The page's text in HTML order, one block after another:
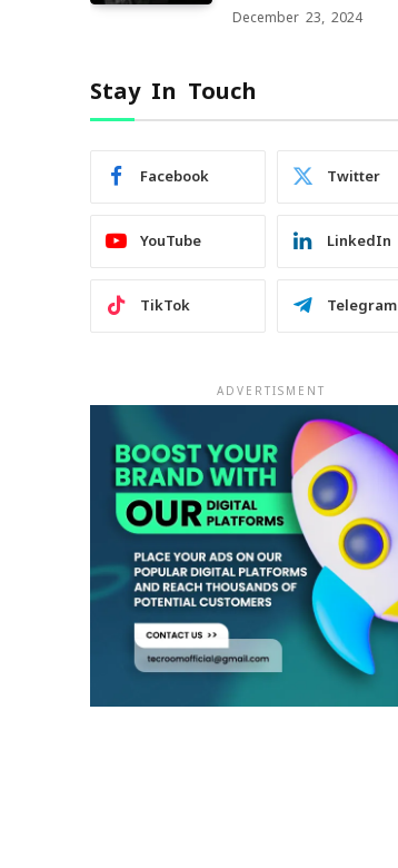
December 23, 2024
Stay In Touch
Facebook Twitter
YouTube LinkedIn
TikTok Telegram
ADVERTISMENT